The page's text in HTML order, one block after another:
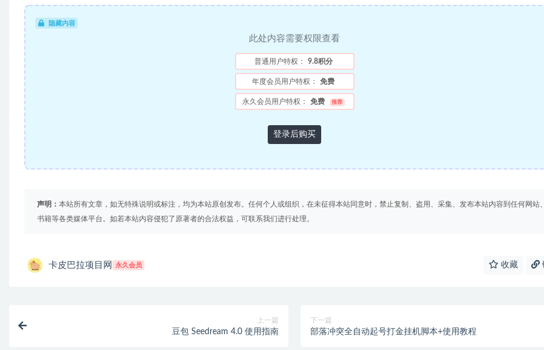
隐藏内容
此处内容需要权限查看
普通用户特权： 9.8积分
年度会员用户特权： 免费
永久会员用户特权： 免费 推荐
登录后购买
声明： 本站所有文章，如无特殊说明或标注，均为本站原创发布。任何个人或组织，在未征得本站同意时，禁止复制、盗用、采集、发布本站内容到任何网站
书籍等各类媒体平台。如若本站内容侵犯了原著者的合法权益，可联系我们进行处理。
卡皮巴拉项目网 永久会员 收藏
上一篇
豆包 Seedream 4.0 使用指南
下一篇
部落冲突全自动起号打金挂机脚本+使用教程